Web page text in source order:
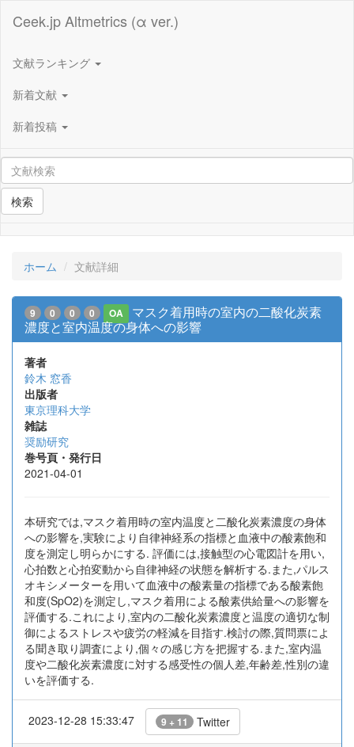
Ceek.jp Altmetrics (α ver.)
文献ランキング
新着文献
新着投稿
検索
ホーム 文献詳細
9 0 0 0 OA
マスク着用時の室内の二酸化炭素
濃度と室内温度の身体への影響
著者
鈴木 窓香
出版者
東京理科大学
雑誌
奨励研究
巻号頁・発行日
2021-04-01
本研究では,マスク着用時の室内温度と二酸化炭素濃度の身体
への影響を,実験により自律神経系の指標と血液中の酸素飽和
度を測定し明らかにする. 評価には,接触型の心電図計を用い,
心拍数と心拍変動から自律神経の状態を解析する.また,パルス
オキシメーターを用いて血液中の酸素量の指標である酸素飽
和度(SpO2)を測定し,マスク着用による酸素供給量への影響を
評価する.これにより,室内の二酸化炭素濃度と温度の適切な制
御によるストレスや疲労の軽減を目指す.検討の際,質問票によ
る聞き取り調査により,個々の感じ方を把握する.また,室内温
度や二酸化炭素濃度に対する感受性の個人差,年齢差,性別の違
いを評価する.
2023-12-28 15:33:47 9 + 11 Twitter